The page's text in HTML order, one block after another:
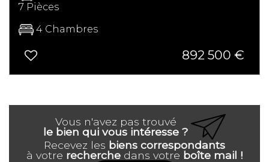
7 Pièces
4 Chambres
892 500 €
Vous n'avez pas trouvé
le bien qui vous intéresse ?
Recevez les biens correspondants
à votre recherche dans votre boîte mail !